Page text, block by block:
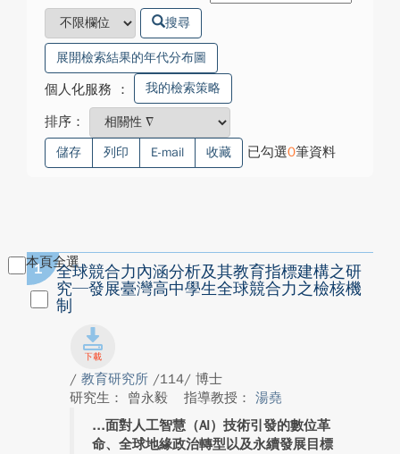
搜尋
展開檢索結果的年代分布圖
個人化服務 ： 我的檢索策略
排序：
儲存 列印 E-mail 收藏 已勾選0筆資料
本頁全選
1
全球競合力內涵分析及其教育指標建構之研
究─發展臺灣高中學生全球競合力之檢核機
制
/ 教育研究所 /114/ 博士
研究生： 曾永毅
指導教授： 湯堯
面對人工智慧（AI）技術引發的數位革
命、全球地緣政治轉型以及永續發展目標